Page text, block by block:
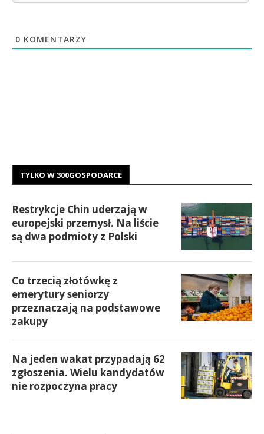
0 KOMENTARZY
TYLKO W 300GOSPODARCE
Restrykcje Chin uderzają w
europejski przemysł. Na liście
są dwa podmioty z Polski
Co trzecią złotówkę z
emerytury seniorzy
przeznaczają na podstawowe
zakupy
Na jeden wakat przypadają 62
zgłoszenia. Wielu kandydatów
nie rozpoczyna pracy